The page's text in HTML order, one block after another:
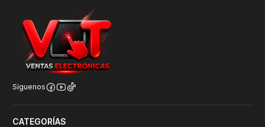
Síguenos
CATEGORÍAS